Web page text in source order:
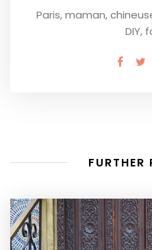
Paris, maman,
DIY,
FURTHER